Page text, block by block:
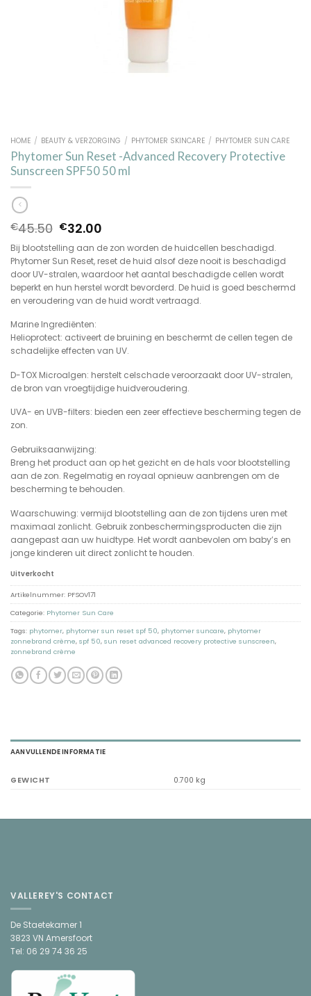
HOME / BEAUTY & VERZORGING / PHYTOMER SKINCARE / PHYTOMER SUN CARE
Phytomer Sun Reset -Advanced Recovery Protective
Sunscreen SPF50 50 ml
€45.50 Oorspronkelijke
was:
€45.50.
€32.00
is:
€32.00.
Bij blootstelling aan de zon worden de huidcellen beschadigd.
Phytomer Sun Reset, reset de huid alsof deze nooit is beschadigd
door UV-stralen, waardoor het aantal beschadigde cellen wordt
beperkt en hun herstel wordt bevorderd. De huid is goed beschermd
en veroudering van de huid wordt vertraagd.
Marine Ingrediënten:
Helioprotect: activeert de bruining en beschermt de cellen tegen de
schadelijke effecten van UV.
D-TOX Microalgen: herstelt celschade veroorzaakt door UV-stralen,
de bron van vroegtijdige huidveroudering.
UVA- en UVB-filters: bieden een zeer effectieve bescherming tegen de
zon.
Gebruiksaanwijzing:
Breng het product aan op het gezicht en de hals voor blootstelling
aan de zon. Regelmatig en royaal opnieuw aanbrengen om de
bescherming te behouden.
Waarschuwing: vermijd blootstelling aan de zon tijdens uren met
maximaal zonlicht. Gebruik zonbeschermingsproducten die zijn
aangepast aan uw huidtype. Het wordt aanbevolen om baby’s en
jonge kinderen uit direct zonlicht te houden.
Uitverkocht
Artikelnummer: PFSOV171
Categorie: Phytomer Sun Care
Tags: phytomer, phytomer sun reset spf 50, phytomer suncare, phytomer
zonnebrand crème, spf 50, sun reset advanced recovery protective sunscreen,
zonnebrand crème
AANVULLENDE INFORMATIE
GEWICHT 0.700 kg
VALLEREY'S CONTACT
De Staetekamer 1
3823 VN Amersfoort
Tel: 06 29 74 36 25